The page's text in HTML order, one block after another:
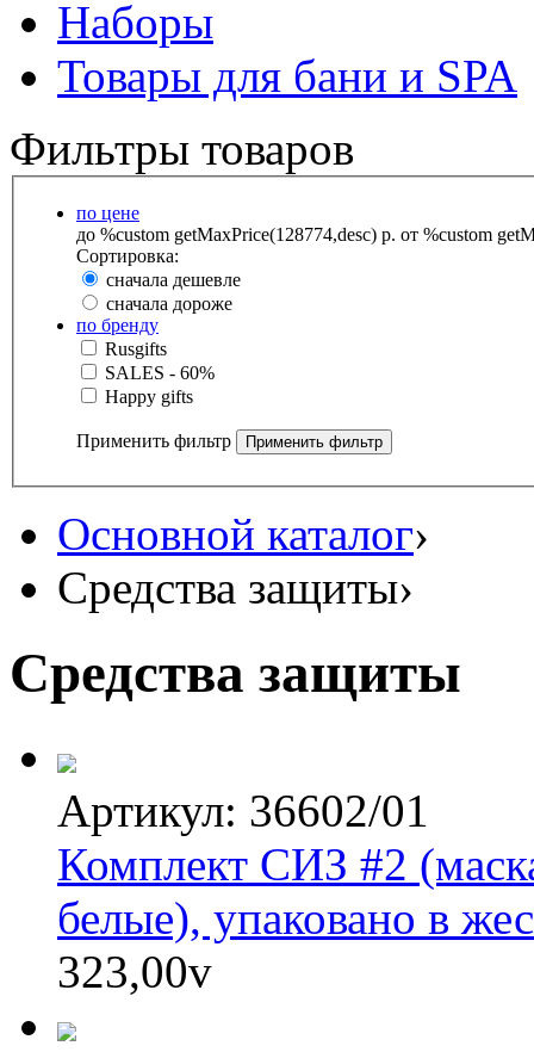
Наборы
Товары для бани и SPA
Фильтры товаров
по цене
до %custom getMaxPrice(128774,desc) р. от %custom
Сортировка:
сначала дешевле
сначала дороже
по бренду
Rusgifts
SALES - 60%
Happy gifts
Применить фильтр
Основной каталог›
Средства защиты›
Средства защиты
Артикул: 36602/01
Комплект СИЗ #2
белые), упаковано в
323,00v